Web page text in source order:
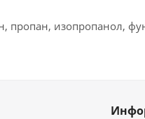
пропан, изопропанол,